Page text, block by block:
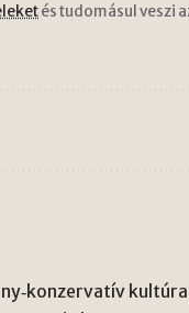
és tudomásul veszi